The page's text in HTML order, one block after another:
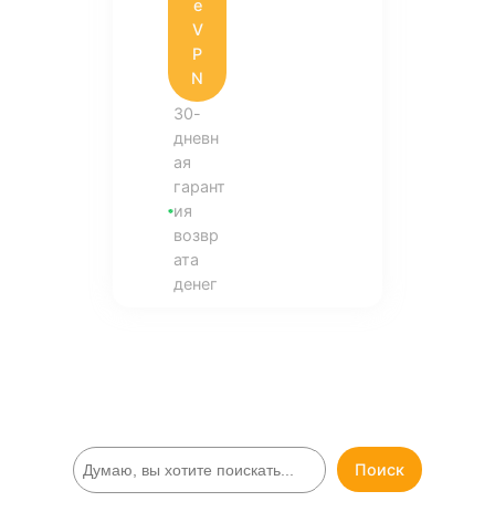
e
V
P
N
30-
дневн
ая
гарант
ия
возвр
ата
денег
П
о
Поиск